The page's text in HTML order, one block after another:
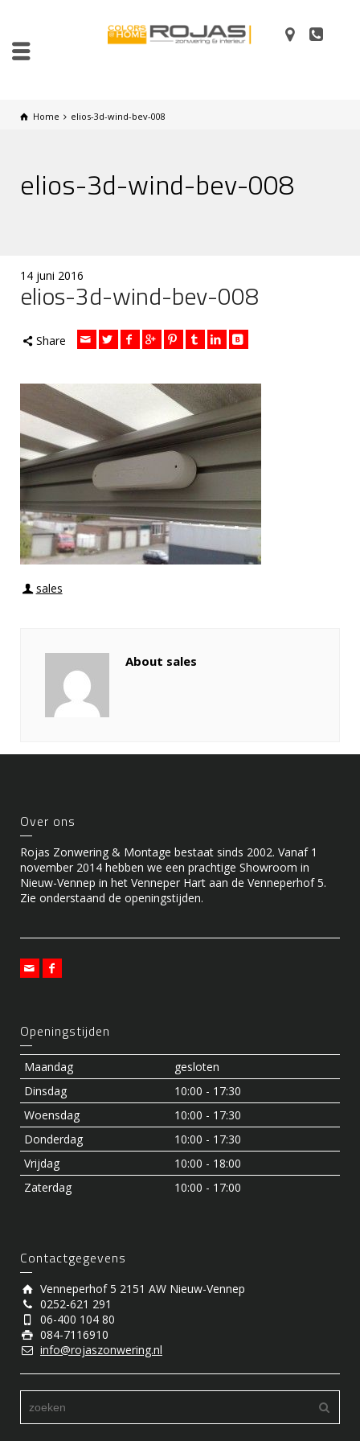
Home elios-3d-wind-bev-008
elios-3d-wind-bev-008
14 juni 2016
elios-3d-wind-bev-008
Share
sales
About sales
Over ons
Rojas Zonwering & Montage bestaat sinds 2002. Vanaf 1
november 2014 hebben we een prachtige Showroom in
Nieuw-Vennep in het Venneper Hart aan de Venneperhof 5.
Zie onderstaand de openingstijden.
Openingstijden
Maandag
gesloten
Dinsdag
10:00 - 17:30
Woensdag
10:00 - 17:30
Donderdag
10:00 - 17:30
Vrijdag
10:00 - 18:00
Zaterdag
10:00 - 17:00
Contactgegevens
Venneperhof 5 2151 AW Nieuw-Vennep
0252-621 291
06-400 104 80
084-7116910
info@rojaszonwering.nl